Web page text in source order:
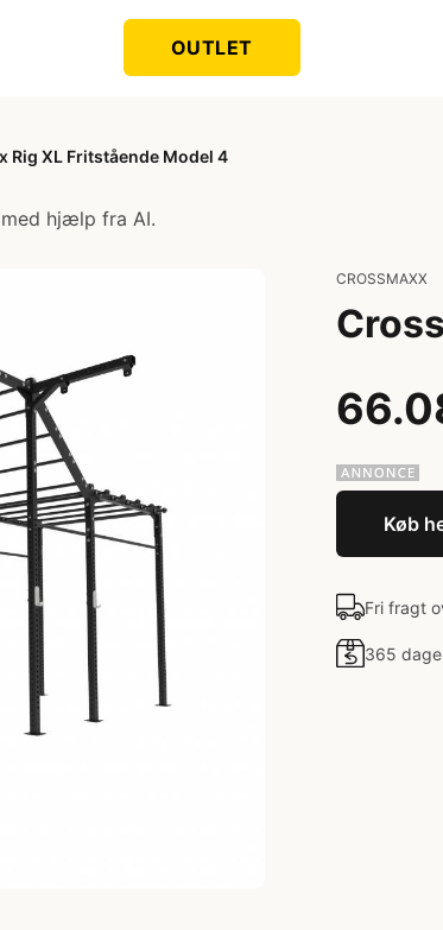
OUTLET
Rig XL Fritstående Model 4
hjælp fra AI.
CROSSMAXX
Køb
Fri fragt
365